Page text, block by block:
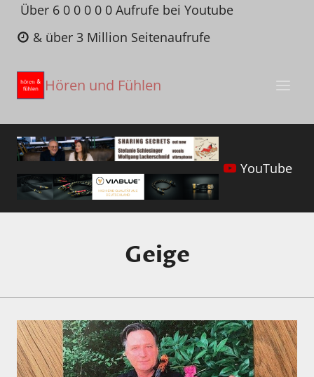
Zum
Inhalt
springen
Über 6 0 0 0 0 0 Aufrufe bei Youtube
& über 3 Million Seitenaufrufe
Hören und Fühlen
YouTube
Geige